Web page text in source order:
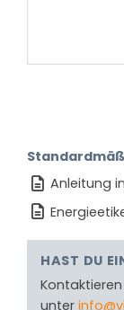
Anleitung
HAST DU
Kontaktieren
unter